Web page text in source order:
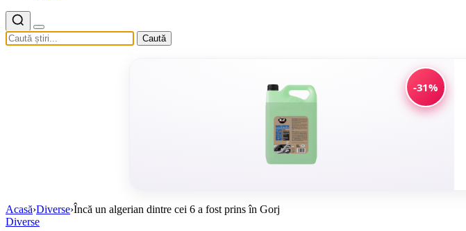
Caută
-31%
Acasă›Diverse›Încă un algerian dintre cei 6 a fost prins în Gorj
Diverse